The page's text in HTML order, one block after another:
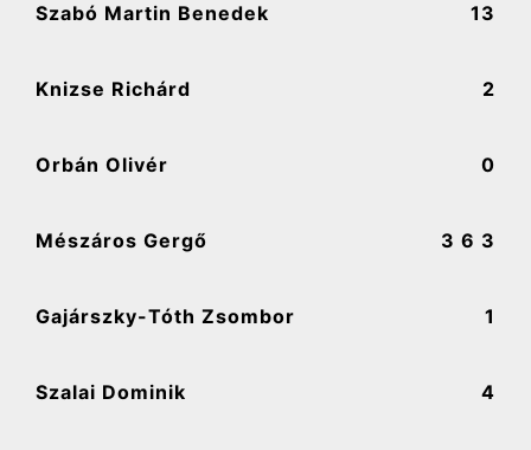
Szabó Martin Benedek 13
Knizse Richárd 2
Orbán Olivér 0
Mészáros Gergő 3 6 3
Gajárszky-Tóth Zsombor 1
Szalai Dominik 4